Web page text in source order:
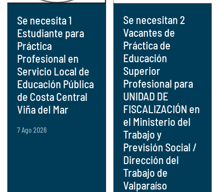
Se necesita 1
Estudiante para
Práctica
Profesional en
Servicio Local de
Educación Pública
de Costa Central
Viña del Mar
7 Ago 2026
Se necesitan 2
Vacantes de
Práctica de
Educación
Superior
Profesional para
UNIDAD DE
FISCALIZACIÓN en
el Ministerio del
Trabajo y
Previsión Social /
Dirección del
Trabajo de
Valparaíso